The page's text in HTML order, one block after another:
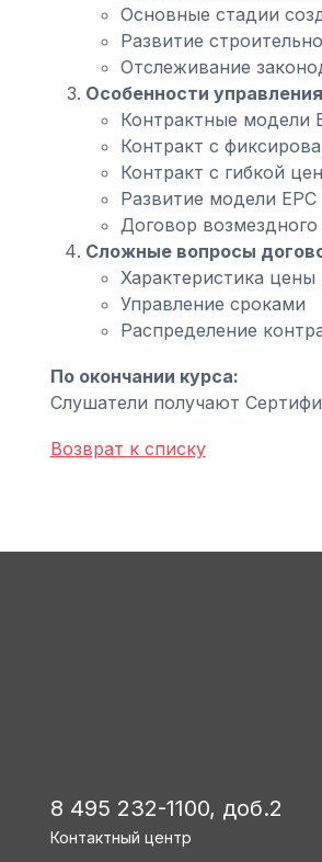
Основные стадии
Развитие
Отслеживание
Особенности
Контрактные модели
Контракт с
Контракт с гибкой
Развитие модели EPC
Договор возмездного
Сложные вопросы
Характеристика
Управление сроками
Распределение
По окончании курса:
Слушатели получают
Возврат к списку
8 495 232-1100, доб.2
Контактный центр